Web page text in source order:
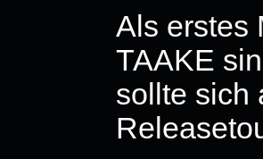
Als erstes
TAAKE
sollte sich